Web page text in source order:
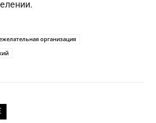
организация